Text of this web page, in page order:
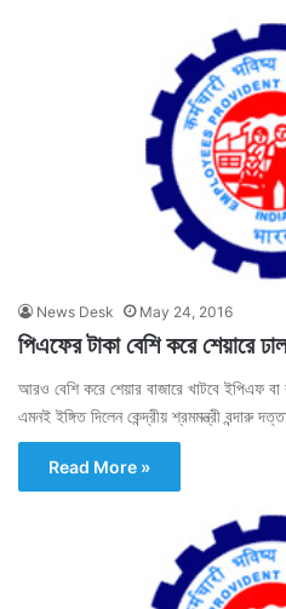
News Desk May 24, 2016
পিএফের টাকা বেশি করে শেয়ারে
আরও বেশি করে শেয়ার বাজারে খাটবে ইপিএফ বা
এমনই ইঙ্গিত দিলেন কেন্দ্রীয় শ্রমমন্ত্রী বন্দারু
Read More »